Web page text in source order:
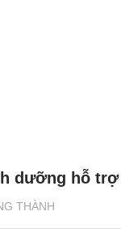
THÀNH
dưỡng hỗ